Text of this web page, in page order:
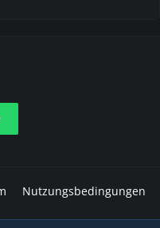
Nutzungsbedingungen